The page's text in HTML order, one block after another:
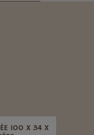
100 X 34 X